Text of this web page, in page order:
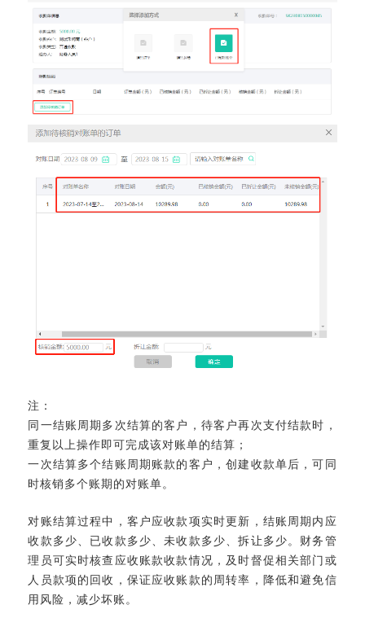
注：
同一结账周期多次结算的客户，待客户再次支付结款时，
重复以上操作即可完成该对账单的结算；
一次结算多个结账周期账款的客户，创建收款单后，可同
时核销多个账期的对账单。
对账结算过程中，客户应收款项实时更新，结账周期内应
收款多少、已收款多少、未收款多少、拆让多少。财务管
理员可实时核查应收账款收款情况，及时督促相关部门或
人员款项的回收，保证应收账款的周转率，降低和避免信
用风险，减少坏账。